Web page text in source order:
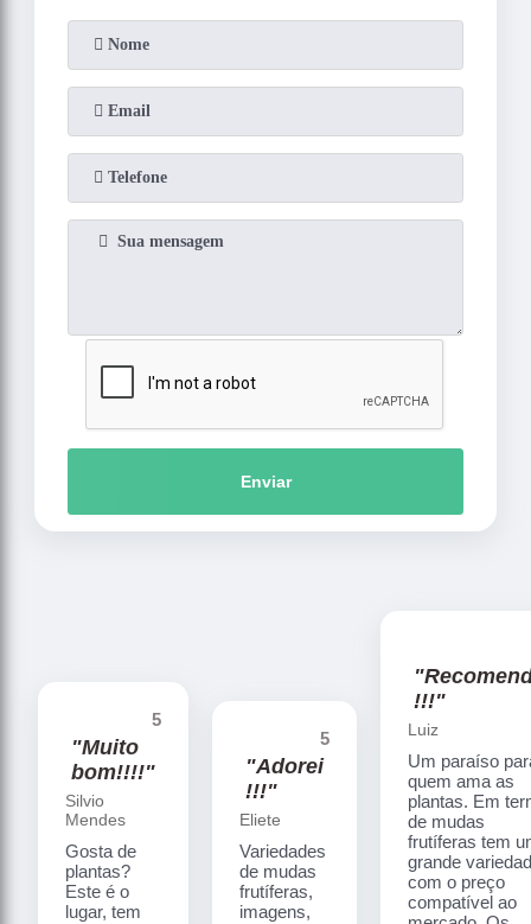
Enviar
5
"Muito
bom!!!!"
Silvio
Mendes
Gosta de
plantas?
Este é o
lugar, tem
5
"Adorei
!!!"
Eliete
Variedades
de mudas
frutíferas,
imagens,
!!!"
Luiz
Um paraíso
quem ama as
plantas. Em
de mudas
frutíferas tem
grande
com o preço
compatível ao